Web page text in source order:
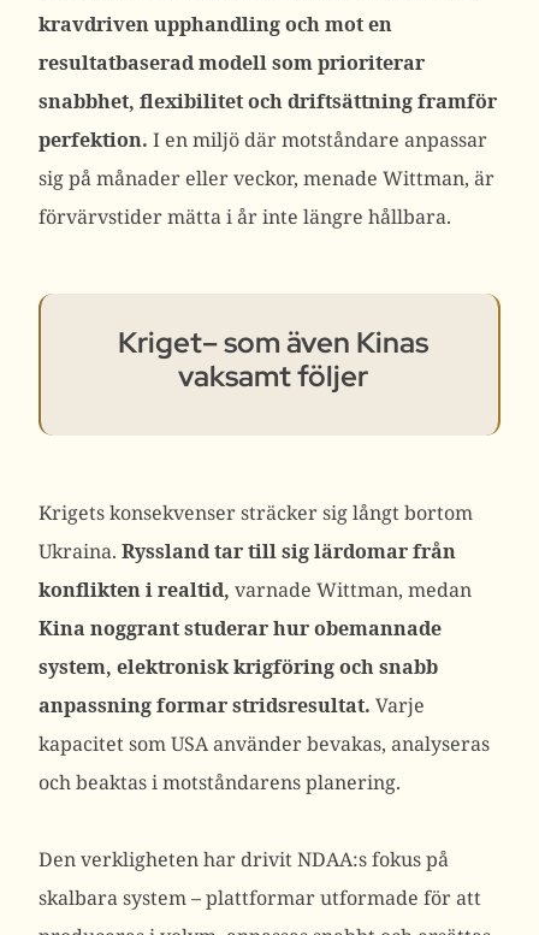
kravdriven upphandling och mot en
resultatbaserad modell som prioriterar
snabbhet, flexibilitet och driftsättning framför
perfektion. I en miljö där motståndare anpassar
sig på månader eller veckor, menade Wittman, är
förvärvstider mätta i år inte längre hållbara.
Kriget– som även Kinas
vaksamt följer
Krigets konsekvenser sträcker sig långt bortom
Ukraina. Ryssland tar till sig lärdomar från
konflikten i realtid, varnade Wittman, medan
Kina noggrant studerar hur obemannade
system, elektronisk krigföring och snabb
anpassning formar stridsresultat. Varje
kapacitet som USA använder bevakas, analyseras
och beaktas i motståndarens planering.
Den verkligheten har drivit NDAA:s fokus på
skalbara system – plattformar utformade för att